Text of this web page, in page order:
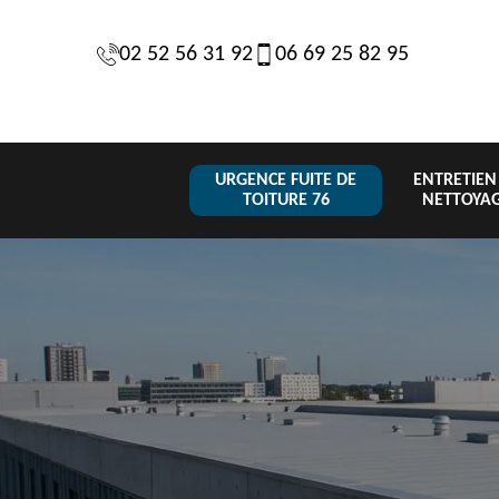
02 52 56 31 92 06 69 25 82 95
URGENCE FUITE DE
TOITURE 76
Réparation de
toiture 76
Urgence fuite
de toiture 76
de
tuile 76